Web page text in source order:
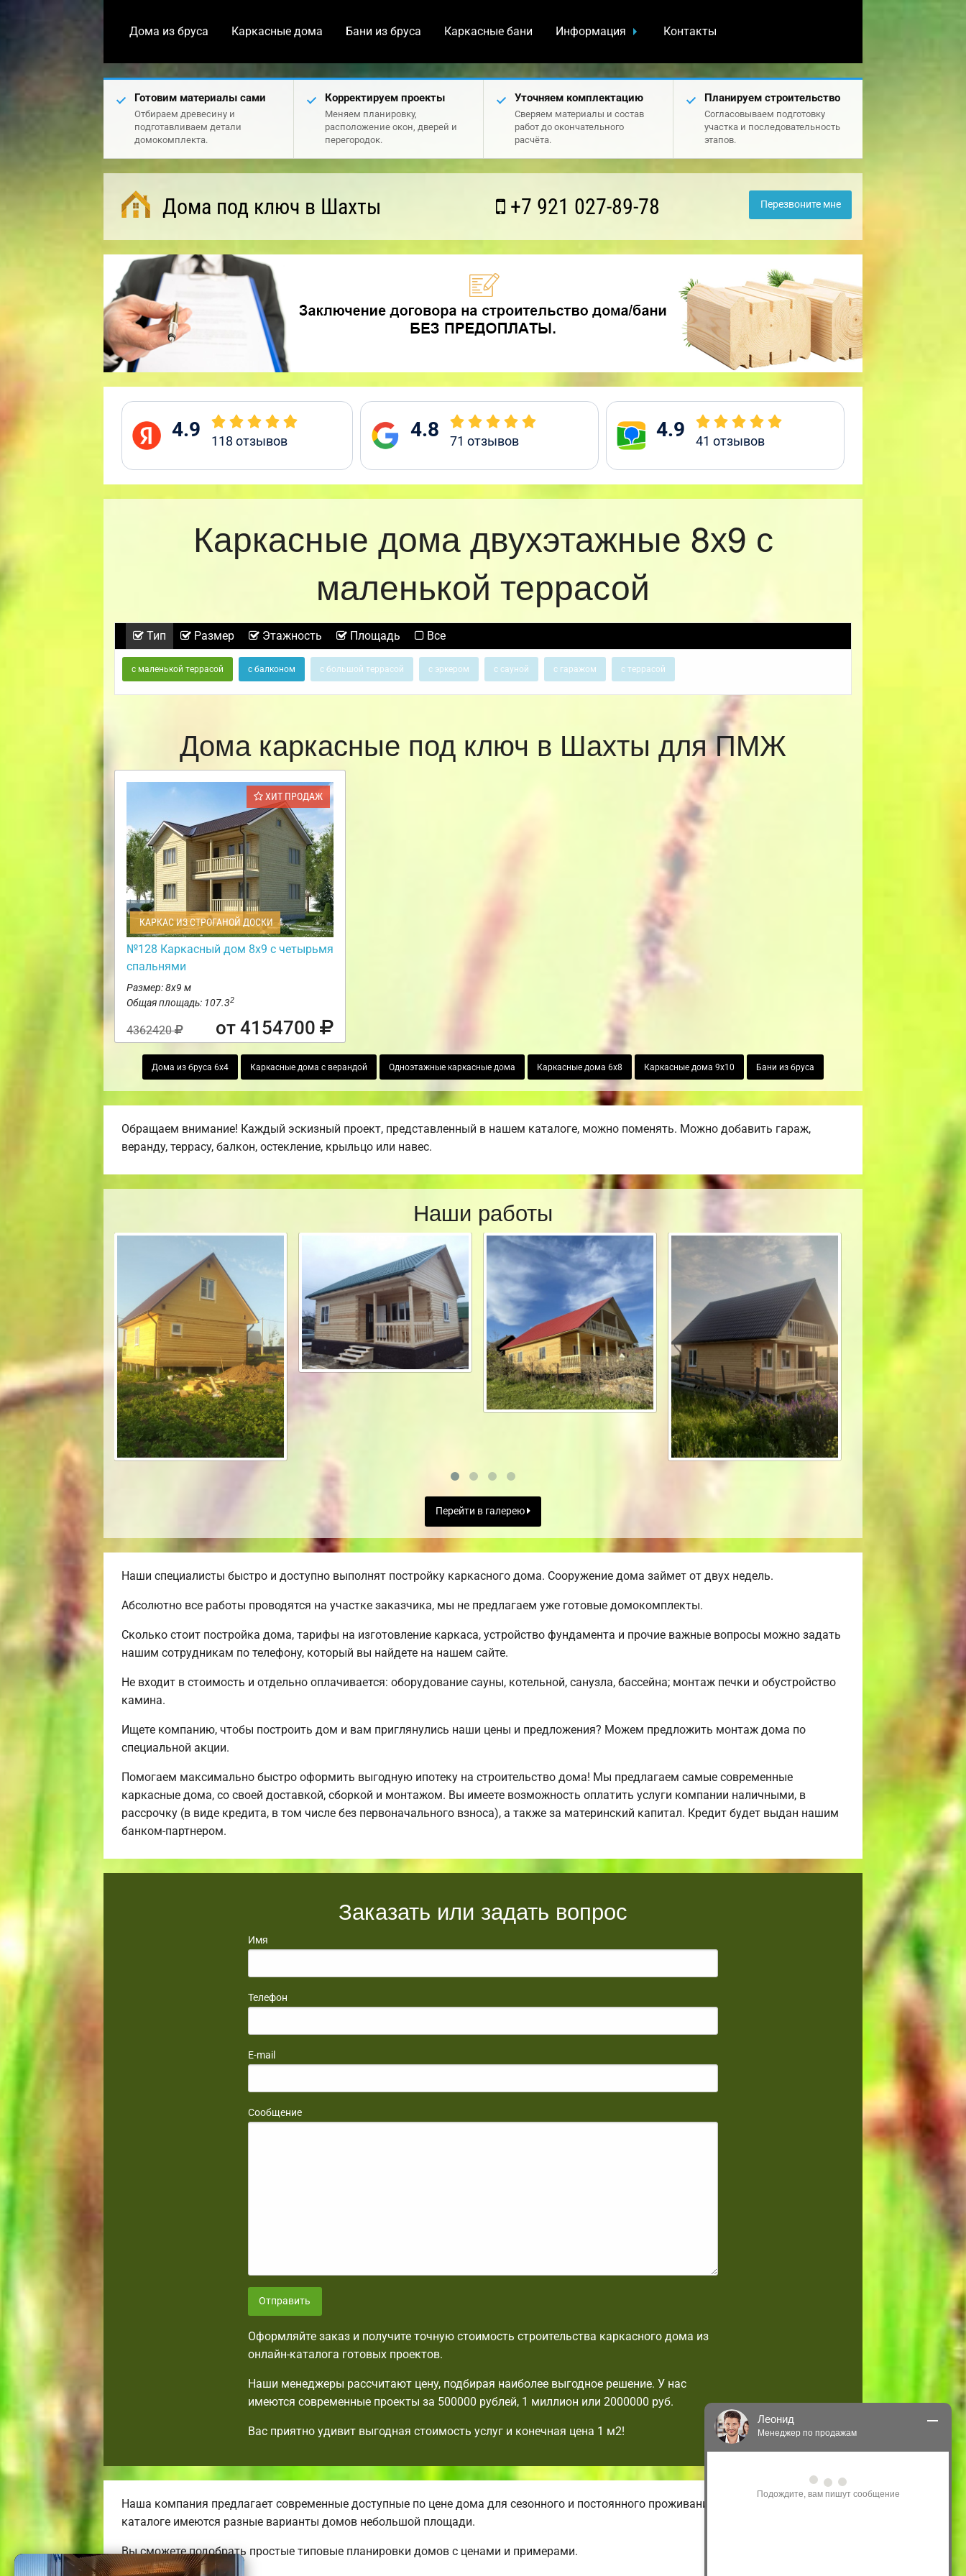
Дома из бруса Каркасные дома Бани из бруса Каркасные бани Информация Контакты
Готовим материалы сами
Отбираем древесину и
подготавливаем детали
домокомплекта.
Корректируем проекты
Меняем планировку,
расположение окон, дверей и
перегородок.
Уточняем комплектацию
Сверяем материалы и состав
работ до окончательного
расчёта.
Планируем строительство
Согласовываем подготовку
участка и последовательность
этапов.
Дома под ключ в Шахты +7 921 027-89-78 Перезвоните мне
4.9 118 отзывов 4.8 71 отзывов 4.9 41 отзывов
Каркасные дома двухэтажные 8х9 с
маленькой террасой
Тип Размер Этажность Площадь Все
с маленькой террасой с балконом с большой террасой с эркером с сауной с гаражом с террасой
Дома каркасные под ключ в Шахты для ПМЖ
ХИТ ПРОДАЖ
КАРКАС ИЗ СТРОГАНОЙ ДОСКИ
№128 Каркасный дом 8х9 с четырьмя
спальнями
Размер: 8х9 м
Общая площадь: 107.32
4362420 от 4154700
Дома из бруса 6х4 Каркасные дома с верандой Одноэтажные каркасные дома Каркасные дома 6х8 Каркасные дома 9х10 Бани из бруса
Обращаем внимание! Каждый эскизный проект, представленный в нашем каталоге, можно поменять. Можно добавить гараж,
веранду, террасу, балкон, остекление, крыльцо или навес.
Наши работы
Перейти в галерею
Наши специалисты быстро и доступно выполнят постройку каркасного дома. Сооружение дома займет от двух недель.
Абсолютно все работы проводятся на участке заказчика, мы не предлагаем уже готовые домокомплекты.
Сколько стоит постройка дома, тарифы на изготовление каркаса, устройство фундамента и прочие важные вопросы можно задать
нашим сотрудникам по телефону, который вы найдете на нашем сайте.
Не входит в стоимость и отдельно оплачивается: оборудование сауны, котельной, санузла, бассейна; монтаж печки и обустройство
камина.
Ищете компанию, чтобы построить дом и вам приглянулись наши цены и предложения? Можем предложить монтаж дома по
специальной акции.
Помогаем максимально быстро оформить выгодную ипотеку на строительство дома! Мы предлагаем самые современные
каркасные дома, со своей доставкой, сборкой и монтажом. Вы имеете возможность оплатить услуги компании наличными, в
рассрочку (в виде кредита, в том числе без первоначального взноса), а также за материнский капитал. Кредит будет выдан нашим
банком-партнером.
Заказать или задать вопрос
Имя
Телефон
E-mail
Сообщение
Отправить
Оформляйте заказ и получите точную стоимость строительства каркасного дома из
онлайн-каталога готовых проектов.
Наши менеджеры рассчитают цену, подбирая наиболее выгодное решение. У нас
имеются современные проекты за 500000 рублей, 1 миллион или 2000000 руб.
Вас приятно удивит выгодная стоимость услуг и конечная цена 1 м2!
Наша компания предлагает современные доступные по цене дома для сезонного и постоянного проживания. В нашем онлайн-
каталоге имеются разные варианты домов небольшой площади.
Вы сможете подобрать простые типовые планировки домов с ценами и примерами.
Леонид
Менеджер по продажам
Здравствуйте! Я могу
проконсультировать Вас по нашим
акциям и проектам.